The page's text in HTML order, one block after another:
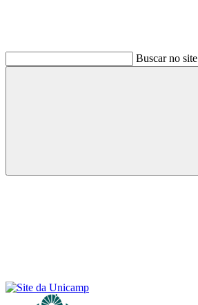
Buscar no site
Buscar